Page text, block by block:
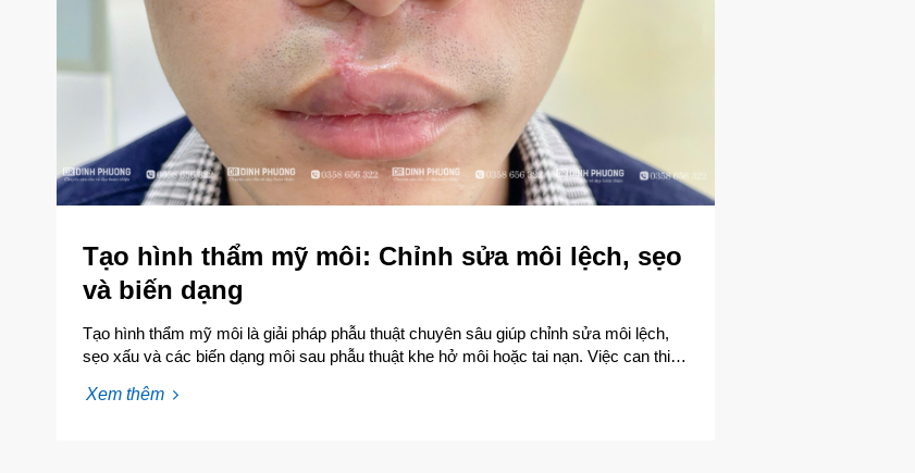
Tạo hình thẩm mỹ môi: Chỉnh sửa môi lệch, sẹo
và biến dạng
Tạo hình thẩm mỹ môi là giải pháp phẫu thuật chuyên sâu giúp chỉnh sửa môi lệch,
sẹo xấu và các biến dạng môi sau phẫu thuật khe hở môi hoặc tai nạn. Việc can thiệp
Xem thêm